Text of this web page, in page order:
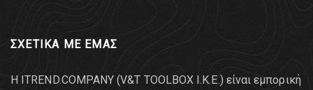
ΣΧΕΤΙΚΑ ΜΕ ΕΜΑΣ
Η ITREND.COMPANY (V&T TOOLBOX Ι.Κ.Ε.) είναι εμπορική